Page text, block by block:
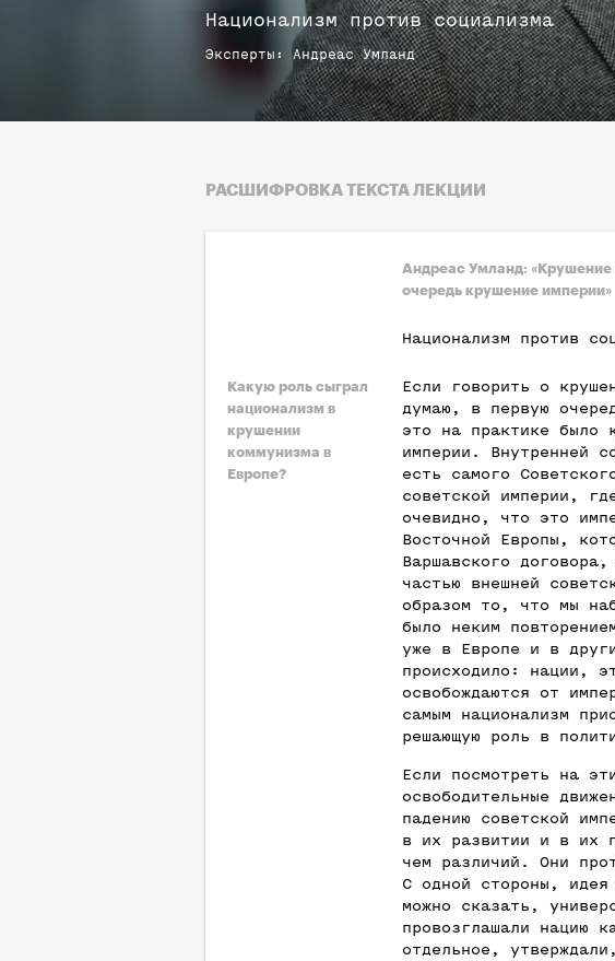
Национализм против социализма
Эксперты : Андреас Умланд
РАСШИФРОВКА ТЕКСТА ЛЕКЦИИ
Андреас Умланд:
очередь крушение империи»
Национализм против
Какую роль сыграл
национализм в
крушении
коммунизма в
Европе?
Если говорить о
думаю, в первую
это на практике было
империи. Внутренней
есть самого
советской империи,
очевидно, что это
Восточной Европы,
Варшавского
частью внешней
образом то, что мы
было неким
уже в Европе и в
происходило: нации,
освобождаются от
самым национализм
решающую роль в
Если посмотреть на
освободительные
падению советской
в их развитии и в их
чем различий. Они
С одной стороны,
можно сказать,
провозглашали нацию
отдельное,